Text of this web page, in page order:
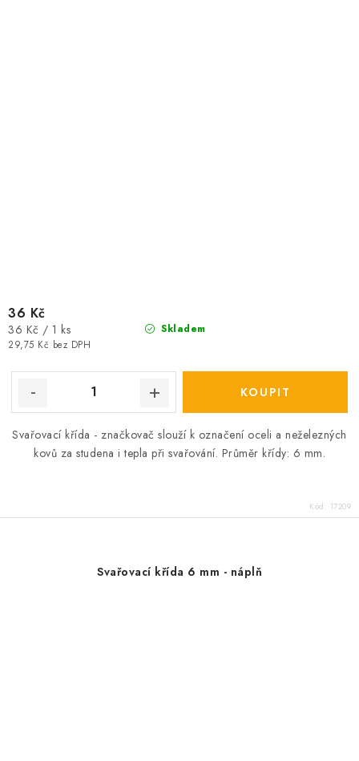
Skladem
29,75 Kč bez DPH
36 Kč
Měrná
cena:
36 Kč / 1 ks
Svařovací křída - značkovač slouží k označení oceli a neželezných
kovů za studena i tepla při svařování. Průměr křídy: 6 mm.
Kód: 17209
Svařovací křída 6 mm - náplň